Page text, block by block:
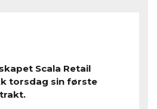
Scala Retail
torsdag sin første